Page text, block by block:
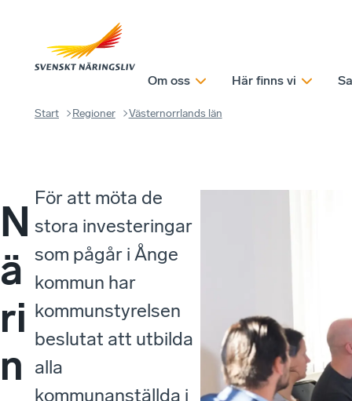
Om oss Här finns vi
Start Regioner Västernorrlands län
N
ä
ri
n
För att möta de
stora investeringar
som pågår i Ånge
kommun har
kommunstyrelsen
beslutat att utbilda
alla
kommunanställda i